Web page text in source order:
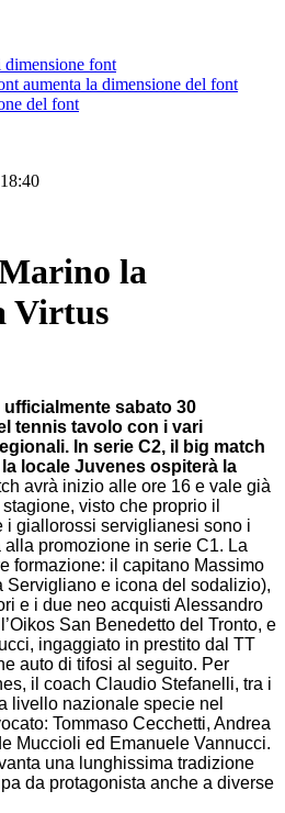
dimensione font
aumenta la dimensione del font
la
Virtus
ufficialmente sabato 30
tennis tavolo con i vari
In serie C2, il big match
locale Juvenes ospiterà la
avrà inizio alle ore 16 e vale già
visto che proprio il
i giallorossi serviglianesi sono i
promozione in serie C1. La
formazione: il capitano Massimo
Servigliano e icona del sodalizio),
e i due neo acquisti Alessandro
San Benedetto del Tronto, e
ingaggiato in prestito dal TT
auto di tifosi al seguito. Per
il coach Claudio Stefanelli, tra i
livello nazionale specie nel
Tommaso Cecchetti, Andrea
Muccioli ed Emanuele Vannucci.
una lunghissima tradizione
da protagonista anche a diverse